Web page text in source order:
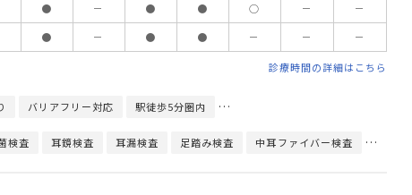
● － ● ● ○ －
－
● － ● ● － － －
診療時間の詳細はこちら
バリアフリー対応 駅徒歩5分圏内 日本耳鼻咽喉科学会耳鼻咽喉科専門医
検査 耳鏡検査 耳漏検査 足踏み検査 中耳ファイバー検査 聴力検査